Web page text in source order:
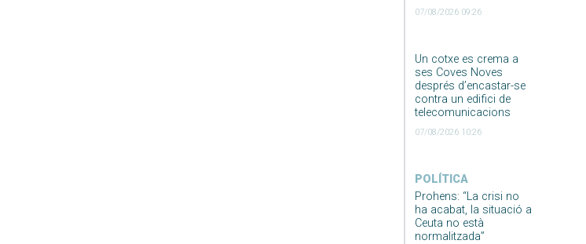
07/08/2026 09:26
Un cotxe es crema a
ses Coves Noves
després d’encastar-se
contra un edifici de
telecomunicacions
07/08/2026 10:26
POLÍTICA
Prohens: “La crisi no
ha acabat, la situació a
Ceuta no està
normalitzada”